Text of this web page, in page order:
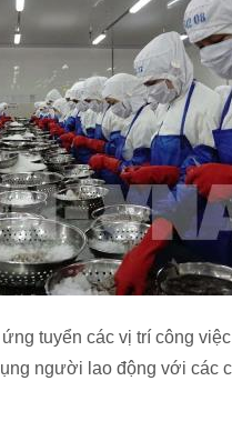
tuyển các vị trí công
người lao động với các